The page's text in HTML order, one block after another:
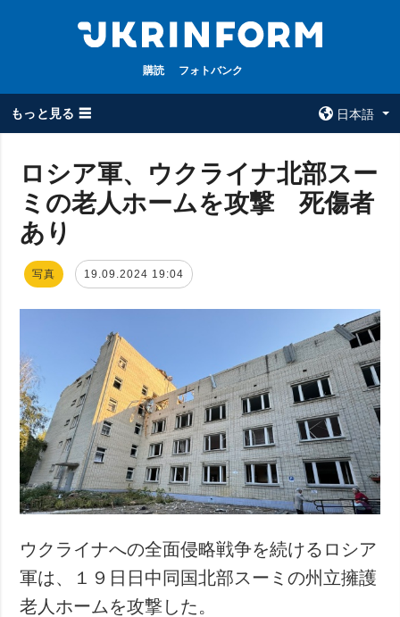
購読 フォトバンク
もっと見る ☰
日本語
全てのトピック
戦争
政治
経済・復興
社会・文化
スポーツ
犯罪
事故・緊急事態
ウクルインフォ
ルム
追加
特集
インタビュー
写真
動画
サービス
購読
フォトバンク
ロシア軍、ウクライナ北部スー
ミの老人ホームを攻撃 死傷者
あり
写真 19.09.2024 19:04
ウクライナへの全面侵略戦争を続けるロシア
軍は、１９日日中同国北部スーミの州立擁護
老人ホームを攻撃した。